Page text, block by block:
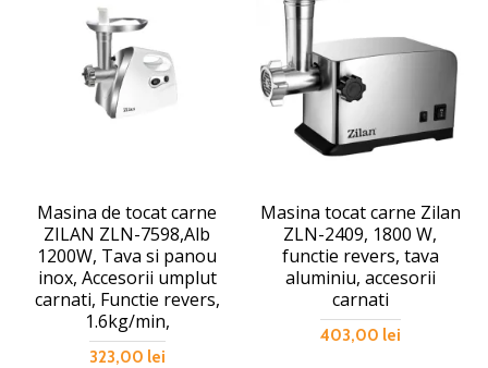
Masina de tocat carne
ZILAN ZLN-7598,Alb
1200W, Tava si panou
inox, Accesorii umplut
carnati, Functie revers,
1.6kg/min,
323,00 lei
Masina tocat carne Zilan
ZLN-2409, 1800 W,
functie revers, tava
aluminiu, accesorii
carnati
403,00 lei